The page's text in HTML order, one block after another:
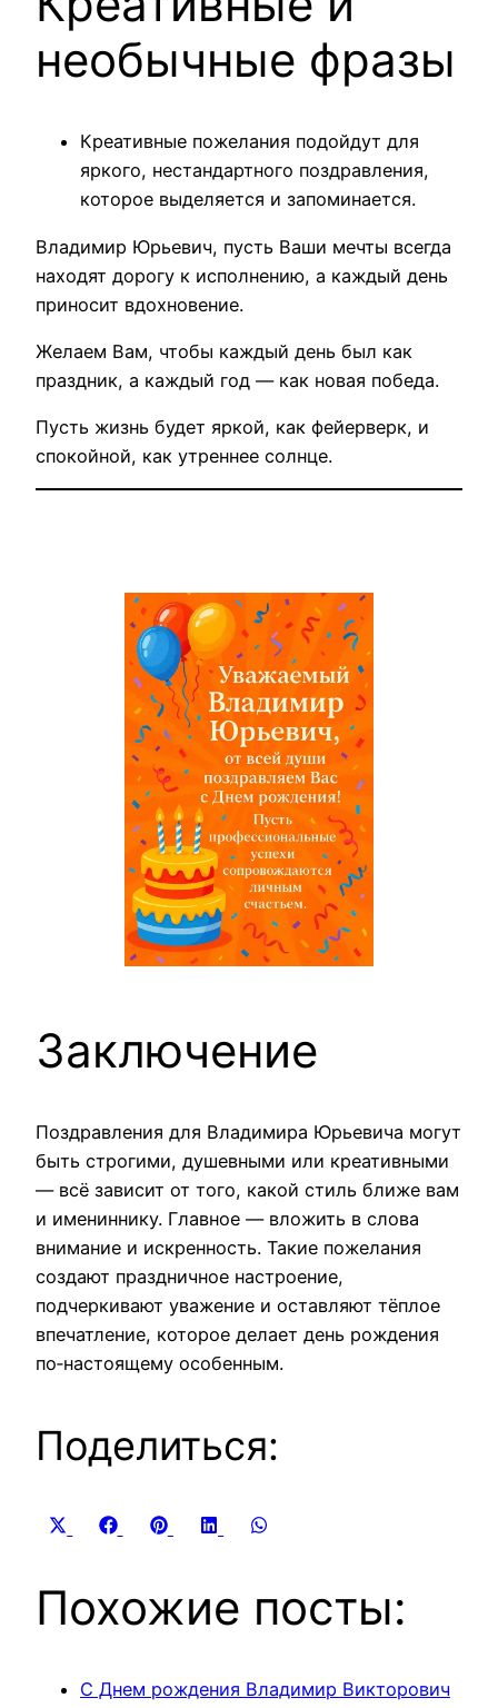
необычные фразы
Креативные пожелания подойдут для
яркого, нестандартного поздравления,
которое выделяется и запоминается.
Владимир Юрьевич, пусть Ваши мечты всегда
находят дорогу к исполнению, а каждый день
приносит вдохновение.
Желаем Вам, чтобы каждый день был как
праздник, а каждый год — как новая победа.
Пусть жизнь будет яркой, как фейерверк, и
спокойной, как утреннее солнце.
Заключение
Поздравления для Владимира Юрьевича могут
быть строгими, душевными или креативными
— всё зависит от того, какой стиль ближе вам
и имениннику. Главное — вложить в слова
внимание и искренность. Такие пожелания
создают праздничное настроение,
подчеркивают уважение и оставляют тёплое
впечатление, которое делает день рождения
по‑настоящему особенным.
Поделиться:
Share
Share
Facebook
Share
PinterestShare
LinkedIn
Похожие посты:
С Днем рождения Владимир Викторович